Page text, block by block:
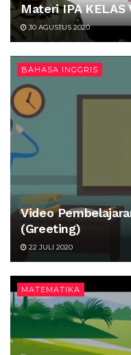
Materi IPA KELAS
30 AGUSTUS 2020
BAHASA INGGRIS
Video
(Greeting)
22 JULI 2020
MATEMATIKA